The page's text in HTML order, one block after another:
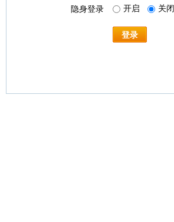
隐身登录 开启 关闭
登录